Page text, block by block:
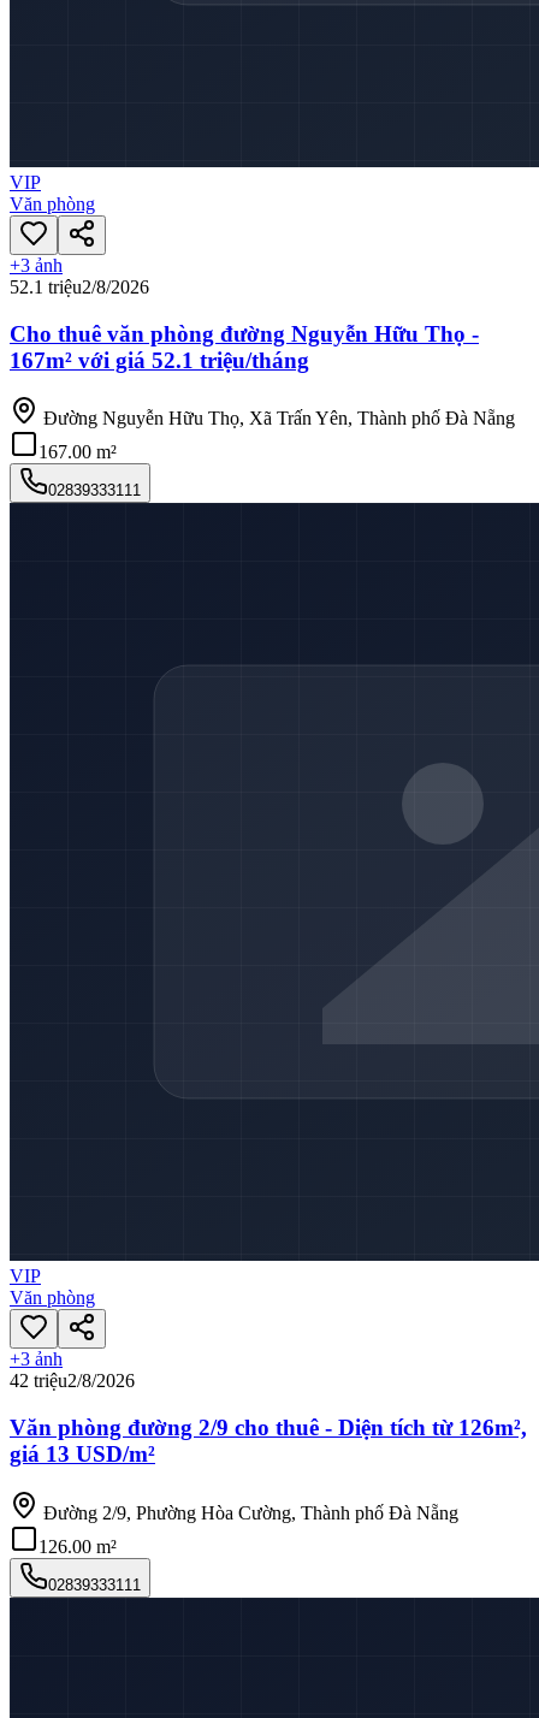
VIP
Văn phòng
+3 ảnh
52.1 triệu2/8/2026
Cho thuê văn phòng đường Nguyễn Hữu Thọ -
167m² với giá 52.1 triệu/tháng
Đường Nguyễn Hữu Thọ, Xã Trấn Yên, Thành phố Đà Nẵng
167.00 m²
02839333111
VIP
Văn phòng
+3 ảnh
42 triệu2/8/2026
Văn phòng đường 2/9 cho thuê - Diện tích từ 126m²,
giá 13 USD/m²
Đường 2/9, Phường Hòa Cường, Thành phố Đà Nẵng
126.00 m²
02839333111